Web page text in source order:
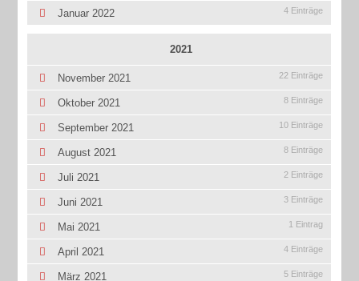
Januar 2022 4 Einträge
2021
November 2021 22 Einträge
Oktober 2021 8 Einträge
September 2021 10 Einträge
August 2021 8 Einträge
Juli 2021 2 Einträge
Juni 2021 3 Einträge
Mai 2021 1 Eintrag
April 2021 4 Einträge
März 2021 5 Einträge